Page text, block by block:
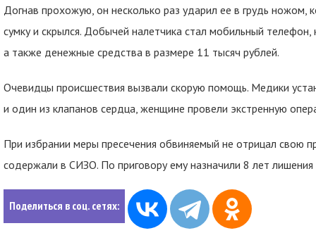
Догнав прохожую, он несколько раз ударил ее в грудь
сумку и скрылся. Добычей налетчика стал мобильный
а также денежные средства в размере 11 тысяч рублей.
Очевидцы происшествия вызвали скорую помощь. Медики
и один из клапанов сердца, женщине провели экстренную
При избрании меры пресечения обвиняемый не отрицал свою
содержали в СИЗО. По приговору ему назначили 8 лет
Поделиться в соц. сетях: